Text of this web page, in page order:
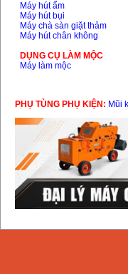
Máy hút ẩm
Máy hút bụi
Máy chà sàn giặt thảm
Máy hút chân không
DỤNG CỤ LÀM MỘC
Máy làm mộc
PHỤ TÙNG PHỤ KIỆN: Mũi